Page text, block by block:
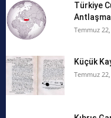
Türkiye
Temmuz
Küçük
Temmuz